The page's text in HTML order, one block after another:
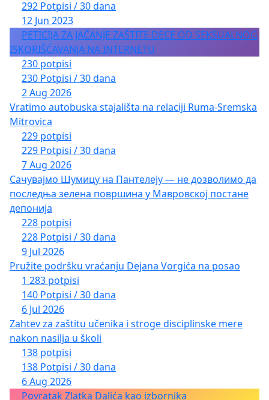
292 Potpisi / 30 dana
12 Jun 2023
PETICIJA ZA JAČANJE ZAŠTITE DECE OD SEKSUALNOG
ISKORIŠĆAVANJA NA INTERNETU
230 potpisi
230 Potpisi / 30 dana
2 Aug 2026
Vratimo autobuska stajališta na relaciji Ruma-Sremska
Mitrovica
229 potpisi
229 Potpisi / 30 dana
7 Aug 2026
Сачувајмо Шумицу на Пантелеју — не дозволимо да
последња зелена површина у Мавровској постане
депонија
228 potpisi
228 Potpisi / 30 dana
9 Jul 2026
Pružite podršku vraćanju Dejana Vorgića na posao
1 283 potpisi
140 Potpisi / 30 dana
6 Jul 2026
Zahtev za zaštitu učenika i stroge disciplinske mere
nakon nasilja u školi
138 potpisi
138 Potpisi / 30 dana
6 Aug 2026
Povratak Zlatka Dalića kao izbornika